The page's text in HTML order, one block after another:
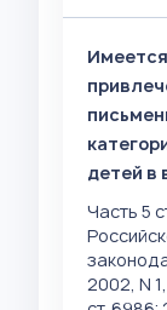
детей в
Часть 5
2002, N